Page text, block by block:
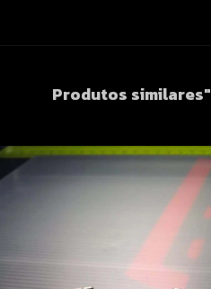
Produtos similares"